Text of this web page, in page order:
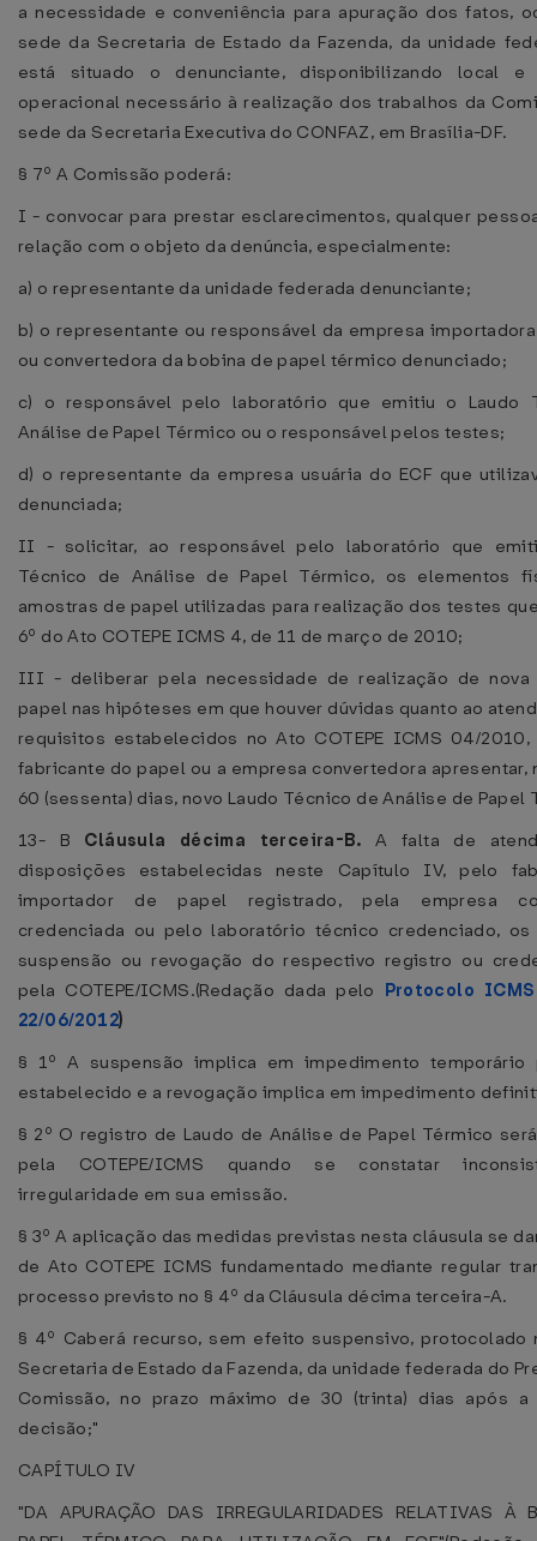
a necessidade e conveniência para apuração dos fatos,
sede da Secretaria de Estado da Fazenda, da unidade
está situado o denunciante, disponibilizando local
operacional necessário à realização dos trabalhos da
sede da Secretaria Executiva do CONFAZ, em Brasília-DF.
§ 7º A Comissão poderá:
I - convocar para prestar esclarecimentos, qualquer
relação com o objeto da denúncia, especialmente:
a) o representante da unidade federada denunciante;
b) o representante ou responsável da empresa
ou convertedora da bobina de papel térmico denunciado;
c) o responsável pelo laboratório que emitiu o Laudo
Análise de Papel Térmico ou o responsável pelos testes;
d) o representante da empresa usuária do ECF que
denunciada;
II - solicitar, ao responsável pelo laboratório que
Técnico de Análise de Papel Térmico, os elementos
amostras de papel utilizadas para realização dos testes
6º do Ato COTEPE ICMS 4, de 11 de março de 2010;
III - deliberar pela necessidade de realização de nova
papel nas hipóteses em que houver dúvidas quanto ao
requisitos estabelecidos no Ato COTEPE ICMS 04/
fabricante do papel ou a empresa convertedora apresentar,
60 (sessenta) dias, novo Laudo Técnico de Análise de Papel
13- B Cláusula décima terceira-B. A falta de
disposições estabelecidas neste Capítulo IV, pelo
importador de papel registrado, pela empresa
credenciada ou pelo laboratório técnico credenciado,
suspensão ou revogação do respectivo registro ou
pela COTEPE/ICMS.(Redação dada pelo Protocolo
22/06/2012)
§ 1º A suspensão implica em impedimento temporário
estabelecido e a revogação implica em impedimento
§ 2º O registro de Laudo de Análise de Papel Térmico
pela COTEPE/ICMS quando se constatar
irregularidade em sua emissão.
§ 3º A aplicação das medidas previstas nesta cláusula se
de Ato COTEPE ICMS fundamentado mediante regular
processo previsto no § 4º da Cláusula décima terceira-A.
§ 4º Caberá recurso, sem efeito suspensivo, protocolado
Secretaria de Estado da Fazenda, da unidade federada do
Comissão, no prazo máximo de 30 (trinta) dias após a
decisão;"
CAPÍTULO IV
"DA APURAÇÃO DAS IRREGULARIDADES RELATIVAS À